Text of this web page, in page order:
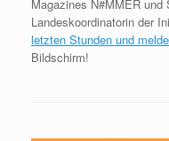
Magazines N#MMER und
Landeskoordinatorin der
letzten Stunden und
Bildschirm!